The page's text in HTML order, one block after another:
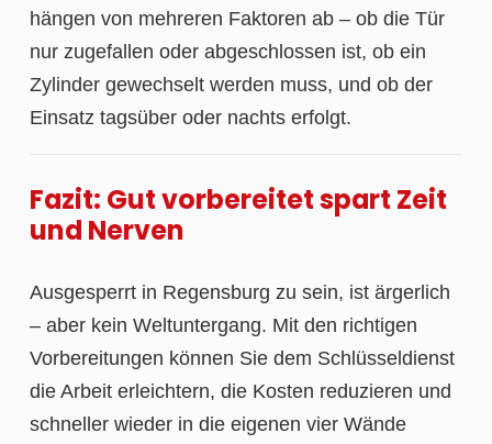
hängen von mehreren Faktoren ab – ob die Tür
nur zugefallen oder abgeschlossen ist, ob ein
Zylinder gewechselt werden muss, und ob der
Einsatz tagsüber oder nachts erfolgt.
Fazit: Gut vorbereitet spart Zeit
und Nerven
Ausgesperrt in Regensburg zu sein, ist ärgerlich
– aber kein Weltuntergang. Mit den richtigen
Vorbereitungen können Sie dem Schlüsseldienst
die Arbeit erleichtern, die Kosten reduzieren und
schneller wieder in die eigenen vier Wände